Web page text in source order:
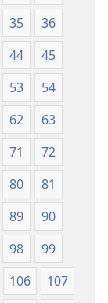
35
36
44
45
53
54
62
63
71
72
80
81
89
90
98
99
106
107